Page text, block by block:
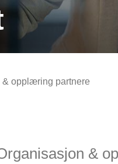
& opplæring partnere
&